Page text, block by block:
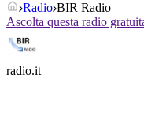
Radio BIR Radio
Ascolta questa radio
radio.it